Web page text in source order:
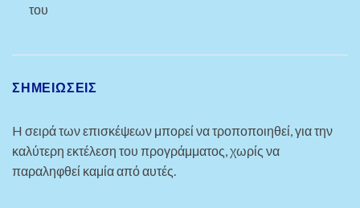
του
ΣΗΜΕΙΏΣΕΙΣ
H σειρά των επισκέψεων μπορεί να τροποποιηθεί, για την
καλύτερη εκτέλεση του προγράμματος, χωρίς να
παραληφθεί καμία από αυτές.